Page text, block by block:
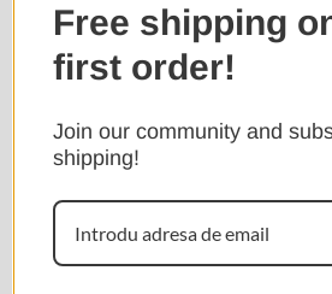
Bianca B.
Senzationale
Fursecuri cu Portocală (150g)
Confirm your
Are you 18 years old
Free shipping
first order!
Join our community and
shipping!